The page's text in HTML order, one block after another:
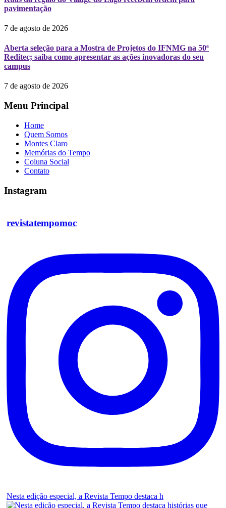
pavimentação
7 de agosto de 2026
Aberta seleção para a Mostra de Projetos do IFNMG na 50ª
Reditec; saiba como apresentar as ações inovadoras do seu
campus
7 de agosto de 2026
Menu Principal
Home
Quem Somos
Montes Claro
Memórias do Tempo
Coluna Social
Contato
Instagram
revistatempomoc
Nesta edição especial, a Revista Tempo destaca h